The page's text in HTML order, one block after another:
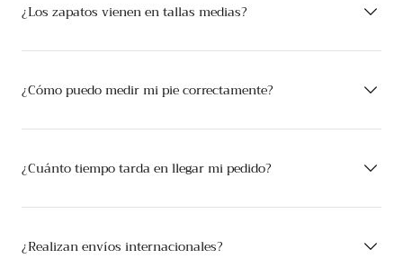
¿Los zapatos vienen en tallas medias?
¿Cómo puedo medir mi pie correctamente?
¿Cuánto tiempo tarda en llegar mi pedido?
¿Realizan envíos internacionales?